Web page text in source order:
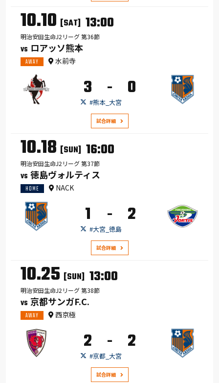
10.10 [SAT] 13:00
明治安田生命J2リーグ 第36節
VS ロアッソ熊本
AWAY 水前寺
3 - 0
#熊本_大宮
試合詳細
10.18 [SUN] 16:00
明治安田生命J2リーグ 第37節
VS 徳島ヴォルティス
HOME NACK
1 - 2
#大宮_徳島
試合詳細
10.25 [SUN] 13:00
明治安田生命J2リーグ 第38節
VS 京都サンガF.C.
AWAY 西京極
2 - 2
#京都_大宮
試合詳細